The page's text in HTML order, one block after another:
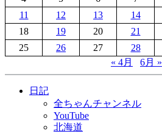
11
12 13 14
18
19 20 21
25
26 27 28
« 4月
6月 »
日記
全ちゃんチャンネル
YouTube
北海道